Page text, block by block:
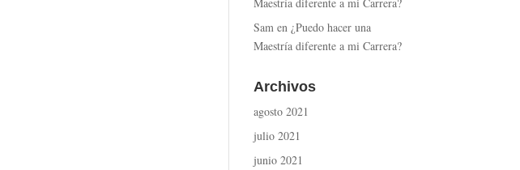
Sam en¿Puedo hacer una
Maestría diferente a mi Carrera?
Archivos
agosto 2021
julio 2021
junio 2021